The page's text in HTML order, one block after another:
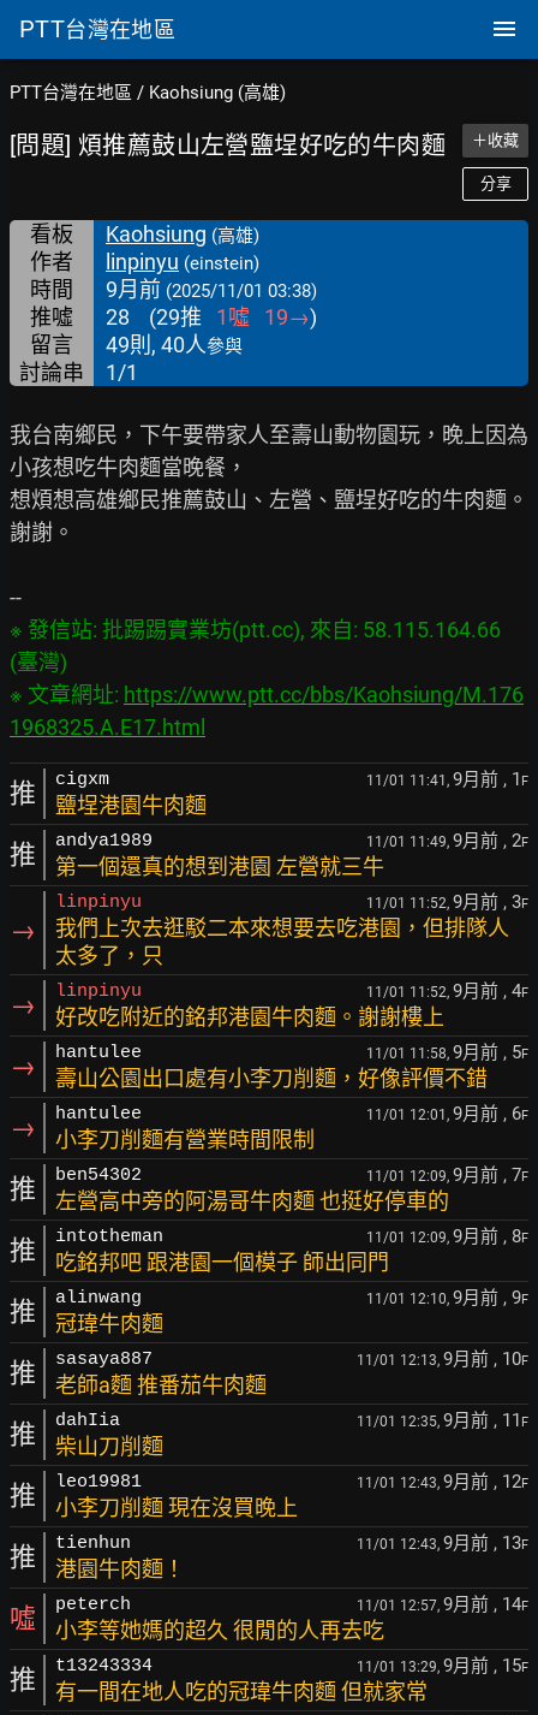
PTT台灣在地區
PTT台灣在地區 / Kaohsiung (高雄)
[問題] 煩推薦鼓山左營鹽埕好吃的牛肉麵 ＋收藏
分享
看板 Kaohsiung (高雄)
作者 linpinyu (einstein)
時間 9月前 (2025/11/01 03:38)
推噓 28 (29推 1噓 19→)
留言
49則, 40人參與
討論串 1/1
我台南鄉民，下午要帶家人至壽山動物園玩，晚上因為
小孩想吃牛肉麵當晚餐，
想煩想高雄鄉民推薦鼓山、左營、鹽埕好吃的牛肉麵。
謝謝。
※ 發信站: 批踢踢實業坊(ptt.cc), 來自: 58.115.164.66
(臺灣)
※ 文章網址: https://www.ptt.cc/bbs/Kaohsiung/M.176
1968325.A.E17.html
推 cigxm 11/01 11:41, 9月前 , 1 F
鹽埕港園牛肉麵
推 andya1989 11/01 11:49, 9月前 , 2F
第一個還真的想到港園 左營就三牛
→
linpinyu 11/01 11:52, 9月前 , 3F
我們上次去逛駁二本來想要去吃港園，但排隊人
太多了，只
→ linpinyu 11/01 11:52, 9月前 , 4F
好改吃附近的銘邦港園牛肉麵。謝謝樓上
→ hantulee 11/01 11:58, 9月前 , 5F
壽山公園出口處有小李刀削麵，好像評價不錯
→ hantulee 11/01 12:01, 9月前 , 6F
小李刀削麵有營業時間限制
推 ben54302 11/01 12:09, 9月前 , 7F
左營高中旁的阿湯哥牛肉麵 也挺好停車的
推 intotheman 11/01 12:09, 9月前 , 8F
吃銘邦吧 跟港園一個模子 師出同門
推 alinwang 11/01 12:10, 9月前 , 9F
冠瑋牛肉麵
推 sasaya887 11/01 12:13, 9月前 , 10F
老師a麵 推番茄牛肉麵
推 dahIia 11/01 12:35, 9月前 , 11 F
柴山刀削麵
推 leo19981 11/01 12:43, 9月前 , 12F
小李刀削麵 現在沒買晚上
推 tienhun 11/01 12:43, 9月前 , 13F
港園牛肉麵！
噓 peterch 11/01 12:57, 9月前 , 14F
小李等她媽的超久 很閒的人再去吃
推 t13243334 11/01 13:29, 9月前 , 15F
有一間在地人吃的冠瑋牛肉麵 但就家常